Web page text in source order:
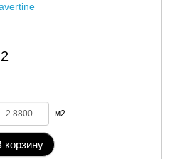
м2
корзину